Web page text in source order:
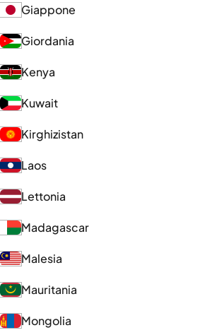
Giappone
Giordania
Kenya
Kuwait
Kirghizistan
Laos
Lettonia
Madagascar
Malesia
Mauritania
Mongolia